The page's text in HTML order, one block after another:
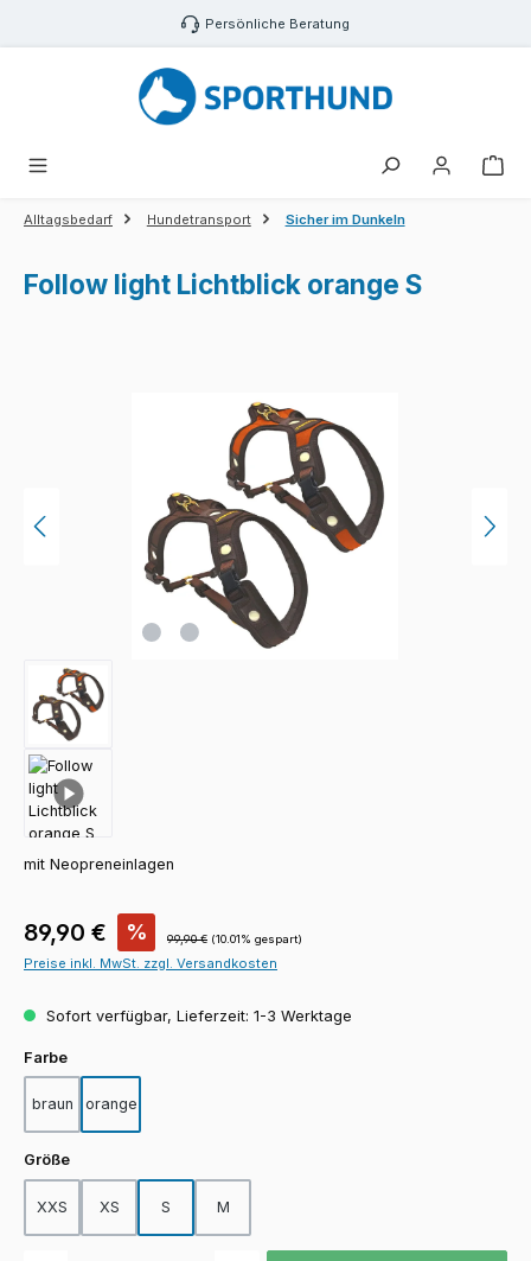
Zum Hauptinhalt springen Persönliche Beratung
Alltagsbedarf Hundetransport Sicher im Dunkeln
Follow light Lichtblick orange S
mit Neopreneinlagen
Verkaufspreis:
89,90 € % Regulärer Preis:
99,90 € (10.01% gespart)
Preise inkl. MwSt. zzgl. Versandkosten
Sofort verfügbar, Lieferzeit: 1-3 Werktage
Farbeauswählen
braun orange
Größeauswählen
XXS XS S M